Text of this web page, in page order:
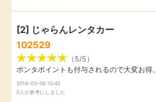
ゲーム
買い物
モニター
買取・査定
学び
進学・教育
美容・健康
[2] じゃらんレンタカー
102529
（5/5）
ポンタポイントも付与されるので大変お得。
2016-03-06 10:42
0人が参考にしました